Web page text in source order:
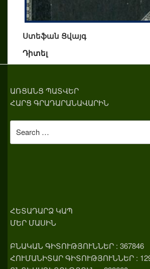
Ստեֆան Ցվայգ
Դիտել
ԱՌՑԱՆՑ ՊԱՏՎԵՐ
ՀԱՐՑ ԳՐԱԴԱՐԱՆԱՎԱՐԻՆ
for:
ՀԵՏԱԴԱՐՁ ԿԱՊ
ՄԵՐ ՄԱՍԻՆ
ԲՆԱԿԱՆ ԳԻՏՈՒԹՅՈՒՆՆԵՐ : 367846
ՀՈՒՄԱՆԻՏԱՐ ԳԻՏՈՒԹՅՈՒՆՆԵՐ :